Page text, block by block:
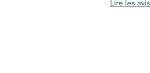
Lire les avis